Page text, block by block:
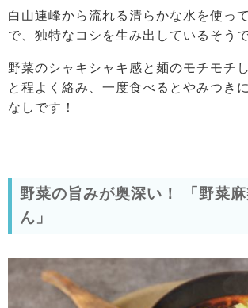
白山連峰から流れる清らかな水を使っ
で、独特なコシを生み出しているそうで
野菜のシャキシャキ感と麺のモチモチ
と程よく絡み、一度食べるとやみつき
なしです！
野菜の旨みが奥深い！ 「野菜
ん」